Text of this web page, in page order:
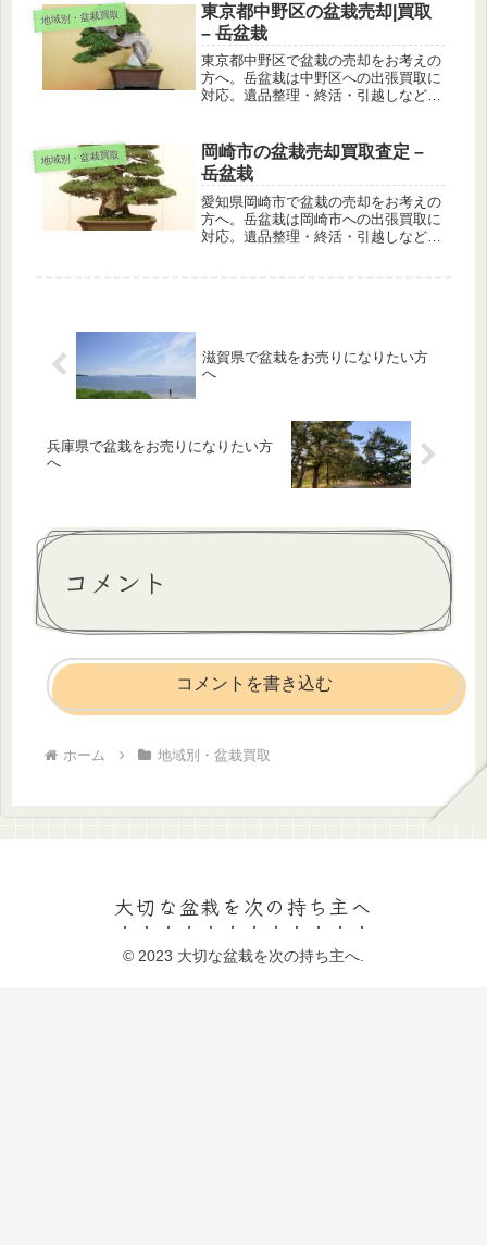
地域別・盆栽買取
東京都中野区の盆栽売却|買取
– 岳盆栽
東京都中野区で盆栽の売却をお考えの
方へ。岳盆栽は中野区への出張買取に
対応。遺品整理・終活・引越しなど、
地域別・盆栽買取
岡崎市の盆栽売却買取査定 –
岳盆栽
愛知県岡崎市で盆栽の売却をお考えの
方へ。岳盆栽は岡崎市への出張買取に
対応。遺品整理・終活・引越しなど、
滋賀県で盆栽をお売りになりたい方
へ
兵庫県で盆栽をお売りになりたい方
へ
コメント
コメントを書き込む
ホーム 地域別・盆栽買取
大切な盆栽を次の持ち主へ
© 2023 大切な盆栽を次の持ち主へ.